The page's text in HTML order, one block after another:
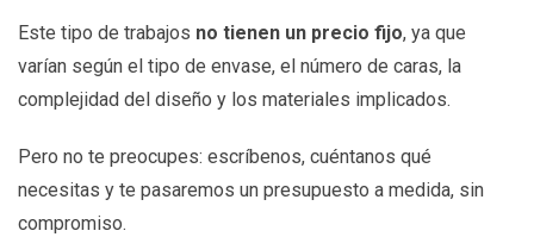
Este tipo de trabajos no tienen un precio fijo, ya que
varían según el tipo de envase, el número de caras, la
complejidad del diseño y los materiales implicados.
Pero no te preocupes: escríbenos, cuéntanos qué
necesitas y te pasaremos un presupuesto a medida, sin
compromiso.